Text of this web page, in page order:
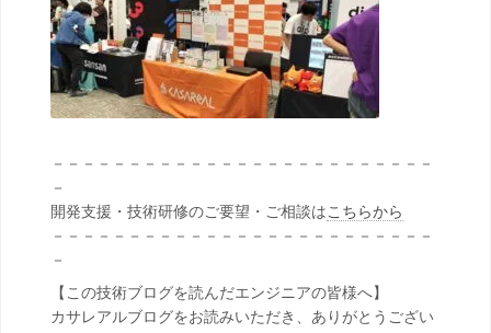
－－－－－－－－－－－－－－－－－－－－－－－－－
－
開発支援・技術研修のご要望・ご相談はこちらから
－－－－－－－－－－－－－－－－－－－－－－－－－
－
【この技術ブログを読んだエンジニアの皆様へ】
カサレアルブログをお読みいただき、ありがとうござい